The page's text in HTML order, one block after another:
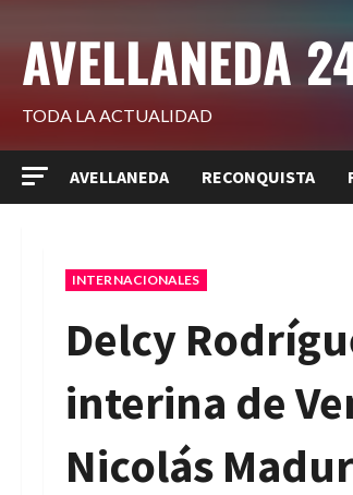
contenido
AVELLANEDA
TODA LA ACTUALIDAD
AVELLANEDA RECONQUISTA
INTERNACIONALES
Delcy
interina de
Nicolás